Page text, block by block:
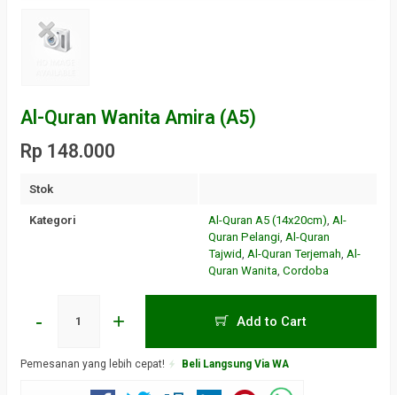
Al-Quran Wanita Amira (A5)
Rp 148.000
Stok
Kategori Al-Quran A5 (14x20cm), Al-
Quran Pelangi, Al-Quran
Tajwid, Al-Quran Terjemah, Al-
Quran Wanita, Cordoba
- + Add to Cart
Pemesanan yang lebih cepat! Beli Langsung Via WA